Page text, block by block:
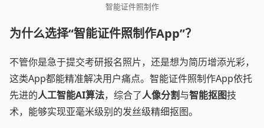
智能证件照制作
为什么选择“智能证件照制作App”？
不管你是急于提交考研报名照片，还是想为简历增添光彩，
这类App都能精准解决用户痛点。智能证件照制作App依托
先进的人工智能AI算法，综合了人像分割与智能抠图技
术，能够实现亚毫米级别的发丝级精细抠图。